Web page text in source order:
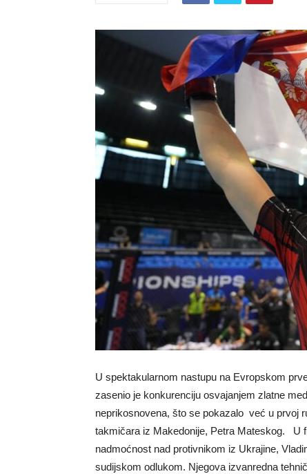
U spektakularnom nastupu na Evropskom
zasenio je konkurenciju osvajanjem zlatne
neprikosnovena, što se pokazalo već u prvoj
takmičara iz Makedonije, Petra Mateskog. U
nadmoćnost nad protivnikom iz Ukrajine,
sudijskom odlukom. Njegova izvanredna